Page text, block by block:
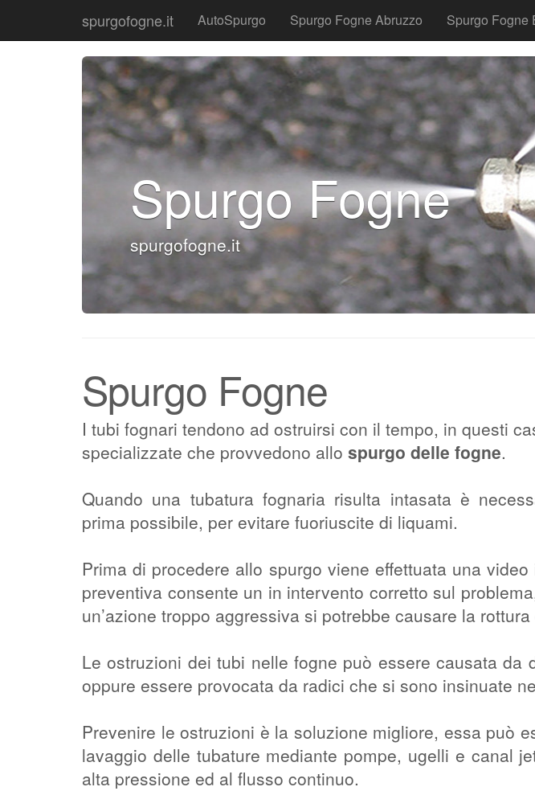
spurgofogne.it AutoSpurgo Spurgo Fogne Abruzzo Spurgo Fogne
Spurgo Fogne
spurgofogne.it
Spurgo Fogne
I tubi fognari tendono ad ostruirsi con il tempo, in questi
specializzate che provvedono allo spurgo delle fogne.
Quando una tubatura fognaria risulta intasata è
prima possibile, per evitare fuoriuscite di liquami.
Prima di procedere allo spurgo viene effettuata una
preventiva consente un in intervento corretto sul
un’azione troppo aggressiva si potrebbe causare la
Le ostruzioni dei tubi nelle fogne può essere causata da
oppure essere provocata da radici che si sono insinuate
Prevenire le ostruzioni è la soluzione migliore, essa può
lavaggio delle tubature mediante pompe, ugelli e canal
alta pressione ed al flusso continuo.